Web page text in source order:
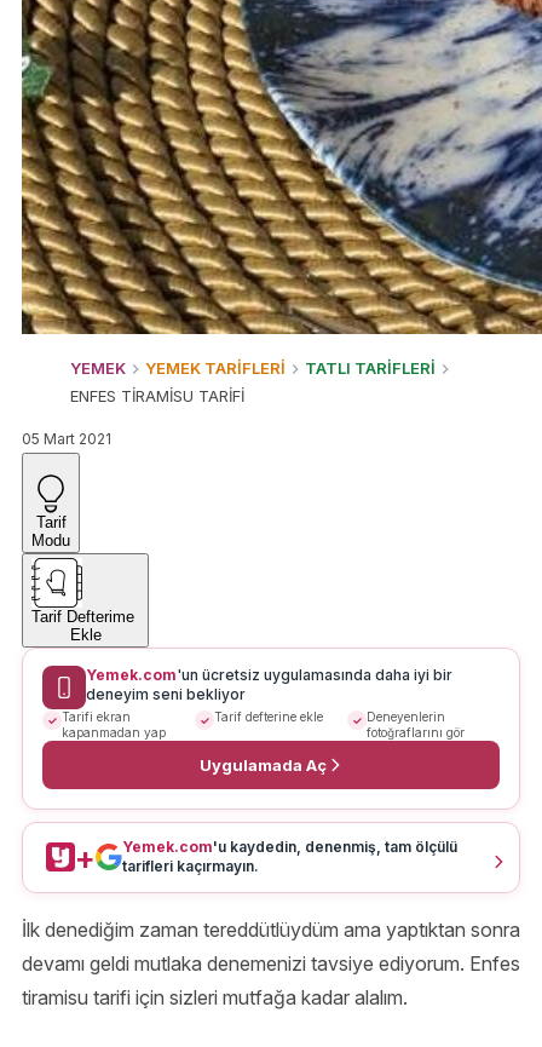
YEMEK YEMEK TARİFLERİ
TATLI TARİFLERİ
ENFES TİRAMİSU TARİFİ
05 Mart 2021
Tarif
Modu
Tarif Defterime
Ekle
Yemek.com'un ücretsiz uygulamasında daha iyi bir
deneyim seni bekliyor
Tarifi ekran
kapanmadan yap
Tarif defterine ekle
Deneyenlerin
fotoğraflarını gör
Uygulamada Aç
+ Yemek.com'u kaydedin, denenmiş, tam ölçülü
tarifleri kaçırmayın.
İlk denediğim zaman tereddütlüydüm ama yaptıktan sonra
devamı geldi mutlaka denemenizi tavsiye ediyorum. Enfes
tiramisu tarifi için sizleri mutfağa kadar alalım.